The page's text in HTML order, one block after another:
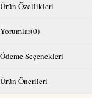
Ürün Özellikleri
Yorumlar(0)
Ödeme Seçenekleri
Ürün Önerileri